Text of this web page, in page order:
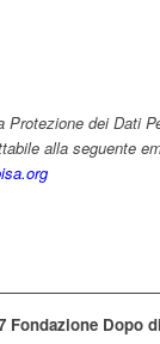
Protezione dei Dati
alla seguente
Fondazione Dopo